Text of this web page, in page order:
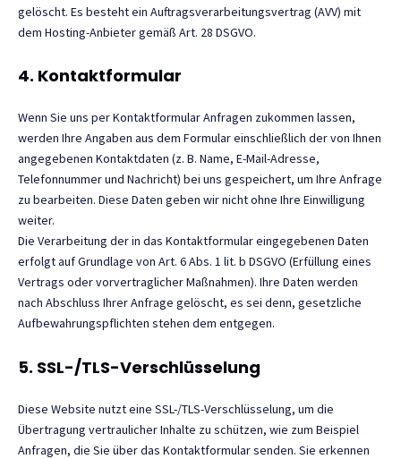
gelöscht. Es besteht ein Auftragsverarbeitungsvertrag (AVV) mit
dem Hosting-Anbieter gemäß Art. 28 DSGVO.
4. Kontaktformular
Wenn Sie uns per Kontaktformular Anfragen zukommen lassen,
werden Ihre Angaben aus dem Formular einschließlich der von Ihnen
angegebenen Kontaktdaten (z. B. Name, E-Mail-Adresse,
Telefonnummer und Nachricht) bei uns gespeichert, um Ihre Anfrage
zu bearbeiten. Diese Daten geben wir nicht ohne Ihre Einwilligung
weiter.
Die Verarbeitung der in das Kontaktformular eingegebenen Daten
erfolgt auf Grundlage von Art. 6 Abs. 1 lit. b DSGVO (Erfüllung eines
Vertrags oder vorvertraglicher Maßnahmen). Ihre Daten werden
nach Abschluss Ihrer Anfrage gelöscht, es sei denn, gesetzliche
Aufbewahrungspflichten stehen dem entgegen.
5. SSL-/TLS-Verschlüsselung
Diese Website nutzt eine SSL-/TLS-Verschlüsselung, um die
Übertragung vertraulicher Inhalte zu schützen, wie zum Beispiel
Anfragen, die Sie über das Kontaktformular senden. Sie erkennen